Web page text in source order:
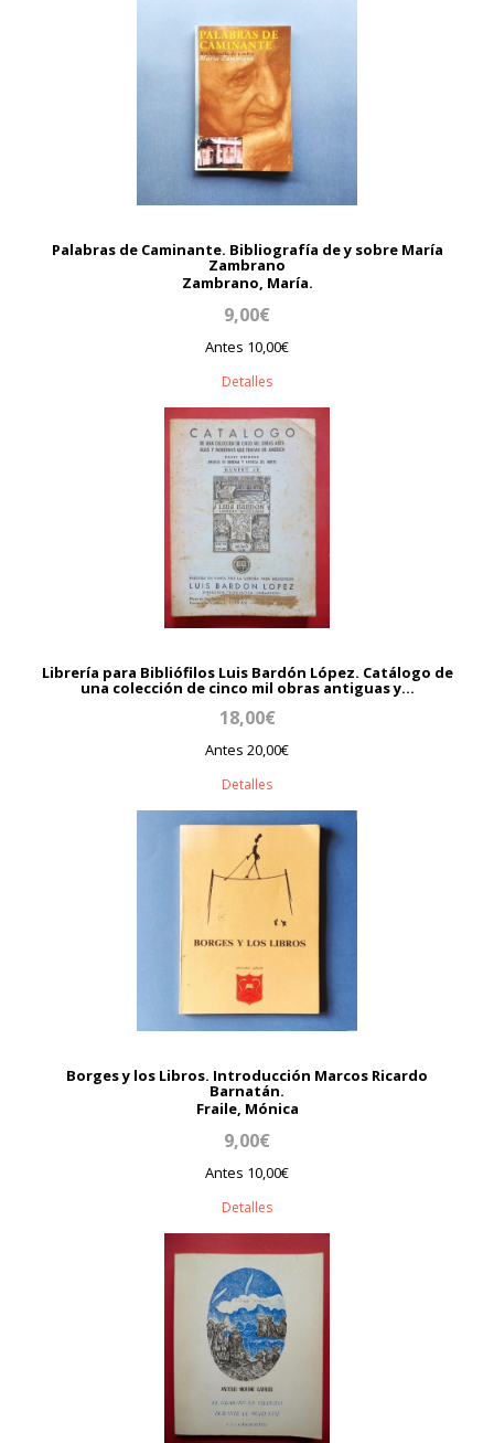
Palabras de Caminante. Bibliografía de y sobre María
Zambrano
Zambrano, María.
9,00€
Antes 10,00€
Detalles
Librería para Bibliófilos Luis Bardón López. Catálogo de
una colección de cinco mil obras antiguas y...
18,00€
Antes 20,00€
Detalles
Borges y los Libros. Introducción Marcos Ricardo
Barnatán.
Fraile, Mónica
9,00€
Antes 10,00€
Detalles